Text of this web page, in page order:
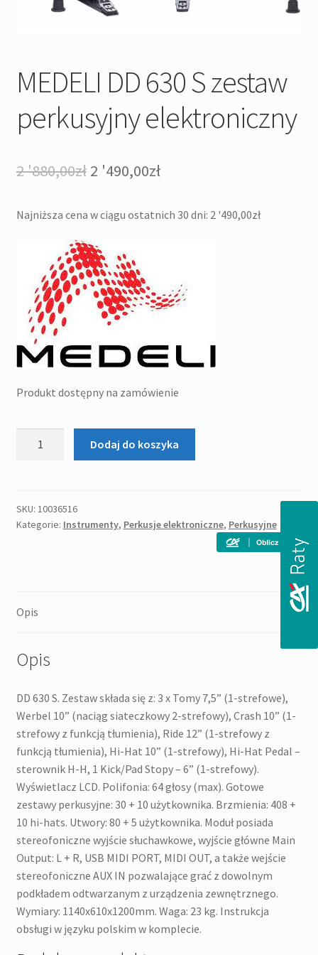
MEDELI DD 630 S zestaw
perkusyjny elektroniczny
2 '880,00zł Pierwotna
wynosiła:
2
'880,00zł.
2 '490,00złAktualna
wynosi:
Najniższa cena w ciągu ostatnich 30 dni: 2 '490,00zł
Produkt dostępny na zamówienie
S
zestaw
Dodaj do koszyka
SKU: 10036516
Kategorie: Instrumenty, Perkusje elektroniczne, Perkusyjne
Opis
Opis
DD 630 S. Zestaw składa się z: 3 x Tomy 7,5” (1-strefowe),
Werbel 10” (naciąg siateczkowy 2-strefowy), Crash 10” (1-
strefowy z funkcją tłumienia), Ride 12” (1-strefowy z
funkcją tłumienia), Hi-Hat 10” (1-strefowy), Hi-Hat Pedal –
sterownik H-H, 1 Kick/Pad Stopy – 6” (1-strefowy).
Wyświetlacz LCD. Polifonia: 64 głosy (max). Gotowe
zestawy perkusyjne: 30 + 10 użytkownika. Brzmienia: 408 +
10 hi-hats. Utwory: 80 + 5 użytkownika. Moduł posiada
stereofoniczne wyjście słuchawkowe, wyjście główne Main
Output: L + R, USB MIDI PORT, MIDI OUT, a także wejście
stereofoniczne AUX IN pozwalające grać z dowolnym
podkładem odtwarzanym z urządzenia zewnętrznego.
Wymiary: 1140x610x1200mm. Waga: 23 kg. Instrukcja
obsługi w języku polskim w komplecie.